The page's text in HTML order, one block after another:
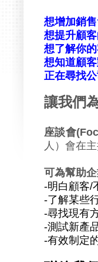
想增加銷
想提升顧
想了解你
想知道顧
正在尋找
讓我們
座談會
人）會在
可為幫助
-明白顧客/
-了解某些
-尋找現有
-測試新產
-有效制定